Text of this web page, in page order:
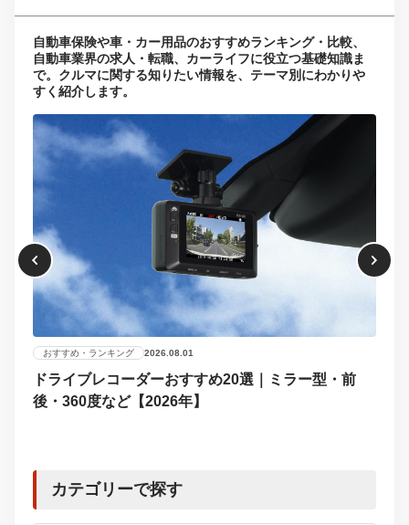
自動車保険や車・カー用品のおすすめランキング・比較、
自動車業界の求人・転職、カーライフに役立つ基礎知識ま
で。クルマに関する知りたい情報を、テーマ別にわかりや
すく紹介します。
おすすめ・ランキング 2026.08.01
ドライブレコーダーおすすめ20選｜ミラー型・前
後・360度など【2026年】
カテゴリーで探す